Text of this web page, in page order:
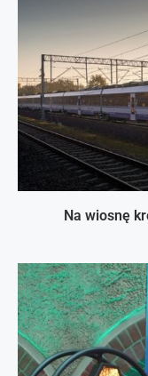
Na wiosnę